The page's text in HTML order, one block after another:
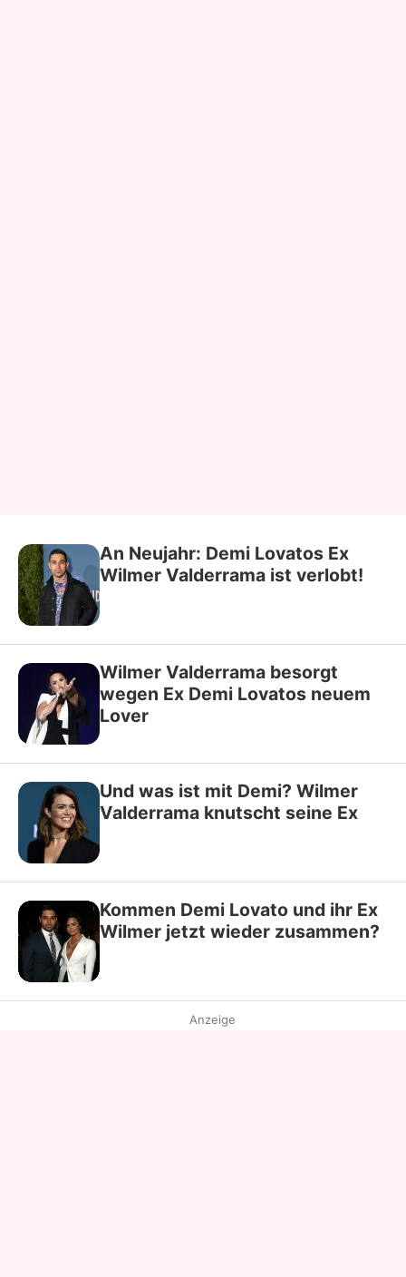
An Neujahr: Demi Lovatos Ex
Wilmer Valderrama ist verlobt!
Wilmer Valderrama besorgt
wegen Ex Demi Lovatos neuem
Lover
Und was ist mit Demi? Wilmer
Valderrama knutscht seine Ex
Kommen Demi Lovato und ihr Ex
Wilmer jetzt wieder zusammen?
Anzeige